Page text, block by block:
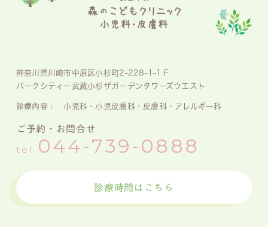
神奈川県川崎市中原区小杉町2-228-1-1Ｆ
パークシティー武蔵小杉ザガーデンタワーズウエスト
診療内容： 小児科・小児皮膚科・皮膚科・アレルギー科
ご予約・お問合せ
tel. 044-739-0888
診療時間はこちら